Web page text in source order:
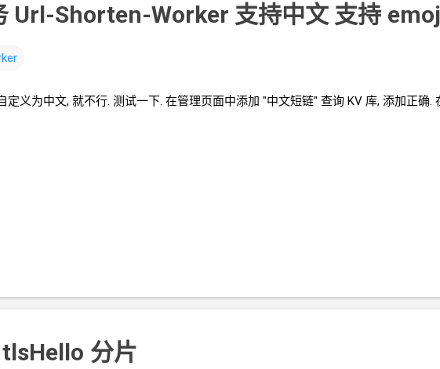
Url-Shorten-Worker 支持中文 支持
定义为中文, 就不行. 测试一下. 在管理页面中添加 "中文短链" 查询 KV 库, 添加正确.
分片